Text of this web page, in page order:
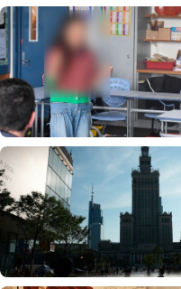
Humaniora
Beijing jadi ibu kota
UNESCO-UIA 2029. Apa
Indonesia•06 Aug 2026
Humaniora
Sekolah di Selandia
pelajaran berbasis
pariwisata
Indonesia •06 Aug 2026